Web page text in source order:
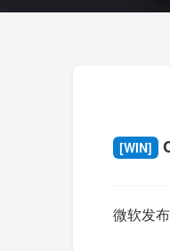
[WIN]
微软发